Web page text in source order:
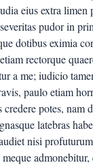
eius extra limen
pudor in
dotibus eximia
rectorque
a me; iudicio
paulo etiam
potes, nam
latebras
nisi